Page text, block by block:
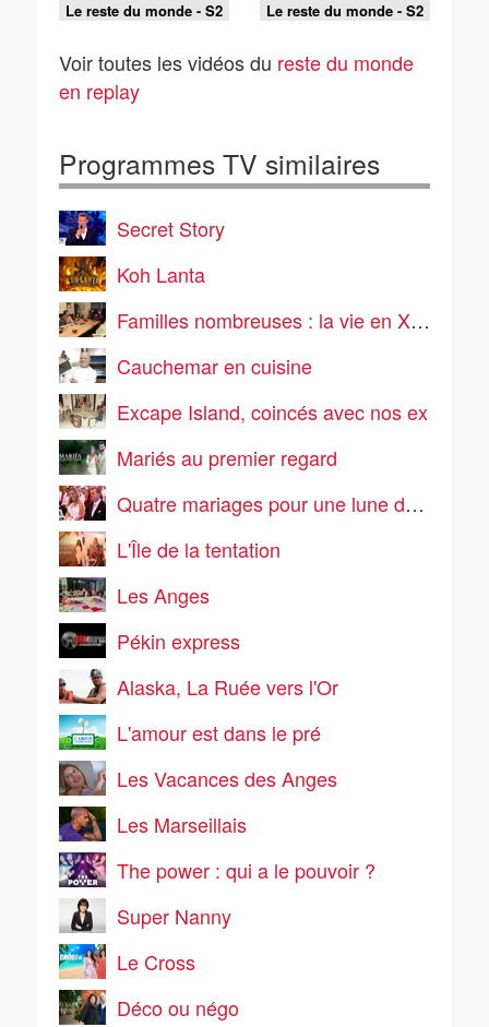
Le reste du monde - S2
E39 - Missions
Le reste du monde - S2
E38 - Ça se fête
Voir toutes les vidéos du reste du monde
en replay
Programmes TV similaires
Secret Story
Koh Lanta
Familles nombreuses : la vie en XXL
Cauchemar en cuisine
Excape Island, coincés avec nos ex
Mariés au premier regard
Quatre mariages pour une lune de miel
L'Île de la tentation
Les Anges
Pékin express
Alaska, La Ruée vers l'Or
L'amour est dans le pré
Les Vacances des Anges
Les Marseillais
The power : qui a le pouvoir ?
Super Nanny
Le Cross
Déco ou négo